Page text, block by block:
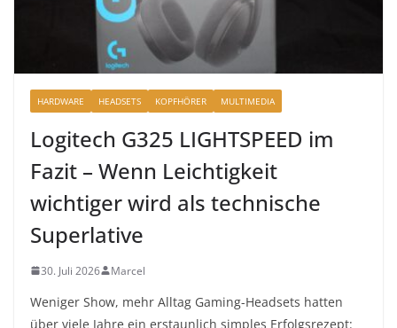
HARDWARE HEADSETS KOPFHÖRER MULTIMEDIA
Logitech G325 LIGHTSPEED im
Fazit – Wenn Leichtigkeit
wichtiger wird als technische
Superlative
30. Juli 2026 Marcel
Weniger Show, mehr Alltag Gaming-Headsets hatten
über viele Jahre ein erstaunlich simples Erfolgsrezept: